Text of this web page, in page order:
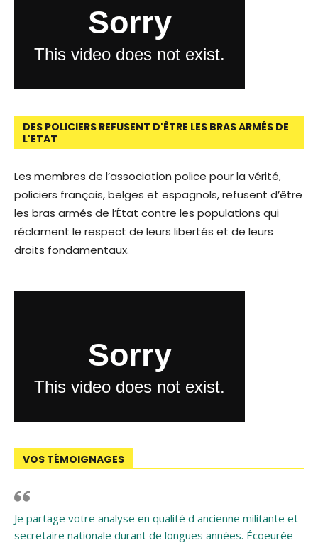
DES POLICIERS REFUSENT D'ÊTRE LES BRAS ARMÉS DE
L'ETAT
Les membres de l’association police pour la vérité,
policiers français, belges et espagnols, refusent d’être
les bras armés de l’État contre les populations qui
réclament le respect de leurs libertés et de leurs
droits fondamentaux.
VOS TÉMOIGNAGES
Je partage votre analyse en qualité d ancienne militante et
secretaire nationale durant de longues années. Écoeurée